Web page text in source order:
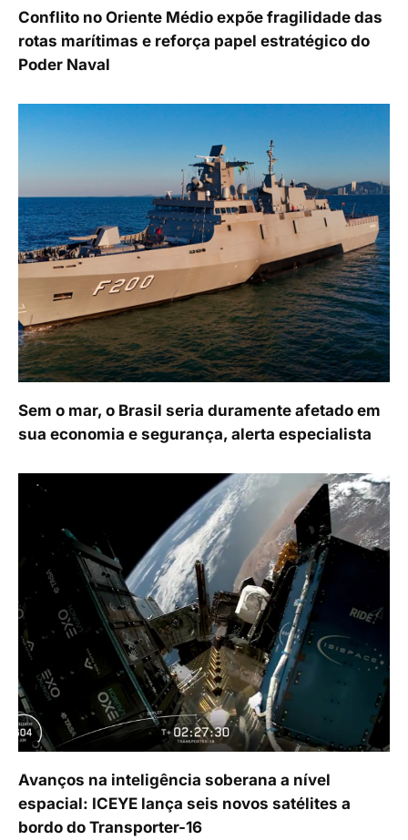
Conflito no Oriente Médio expõe fragilidade das
rotas marítimas e reforça papel estratégico do
Poder Naval
Sem o mar, o Brasil seria duramente afetado em
sua economia e segurança, alerta especialista
Avanços na inteligência soberana a nível
espacial: ICEYE lança seis novos satélites a
bordo do Transporter-16